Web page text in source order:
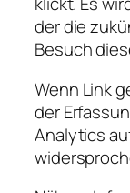
der die
Besuch
Wenn Link
der
Analytics